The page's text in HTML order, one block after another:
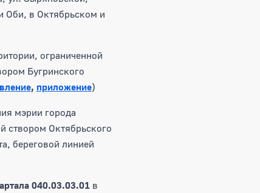
Оби, в Октябрьском и
ограниченной
Бугринского
, приложение)
мэрии города
створом Октябрьского
береговой линией
040.03.03.01в